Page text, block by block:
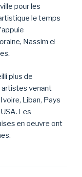
pour les
le temps
Nassim el
plus de
artistes venant
Liban, Pays
Les
en oeuvre ont